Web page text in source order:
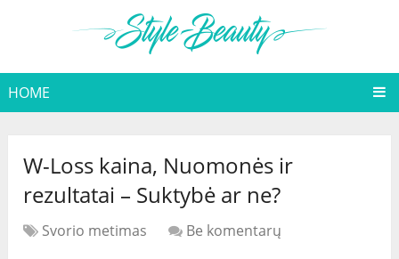
HOME
W-Loss kaina, Nuomonės ir
rezultatai – Suktybė ar ne?
Svorio metimas
Be komentarų